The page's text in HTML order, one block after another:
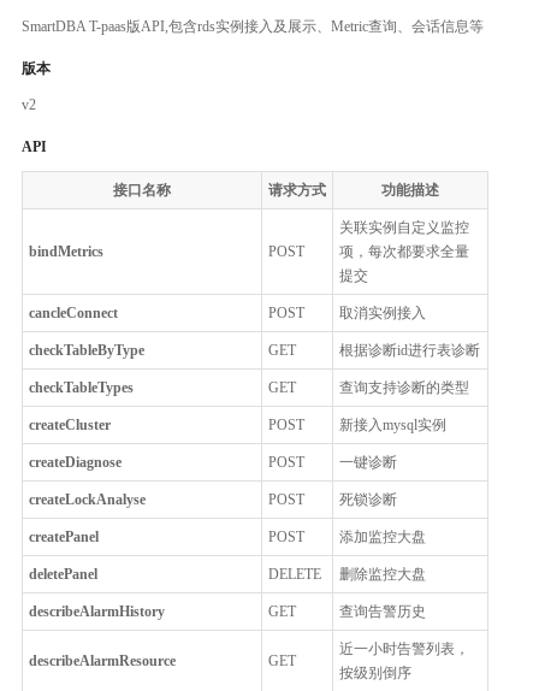
SmartDBA T-paas版API,包含rds实例接入及展示、Metric查询、会话信息等
版本
v2
API
接口名称 请求方式 功能描述
bindMetrics POST
关联实例自定义监控
项，每次都要求全量
提交
cancleConnect POST 取消实例接入
checkTableByType GET 根据诊断id进行表诊断
checkTableTypes GET 查询支持诊断的类型
createCluster POST 新接入mysql实例
createDiagnose POST 一键诊断
createLockAnalyse POST 死锁诊断
createPanel POST 添加监控大盘
deletePanel DELETE 删除监控大盘
describeAlarmHistory GET 查询告警历史
describeAlarmResource GET
近一小时告警列表，
按级别倒序